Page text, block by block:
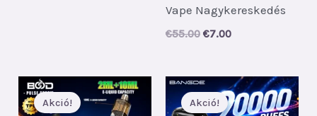
Vape Nagykereskedés
€55.00 Original
€55.00.
€7.00Current
€7.00.
Akció! Akció!